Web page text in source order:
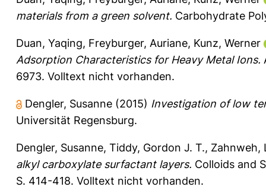
materials from a green solvent. Carbohydrate
Duan, Yaqing, Freyburger, Auriane, Kunz, Werner
Adsorption Characteristics for Heavy Metal Ions.
6973. Volltext nicht vorhanden.
Dengler, Susanne (2015) Investigation of low
Universität Regensburg.
Dengler, Susanne, Tiddy, Gordon J. T., Zahnweh,
alkyl carboxylate surfactant layers. Colloids and
S. 414-418. Volltext nicht vorhanden.